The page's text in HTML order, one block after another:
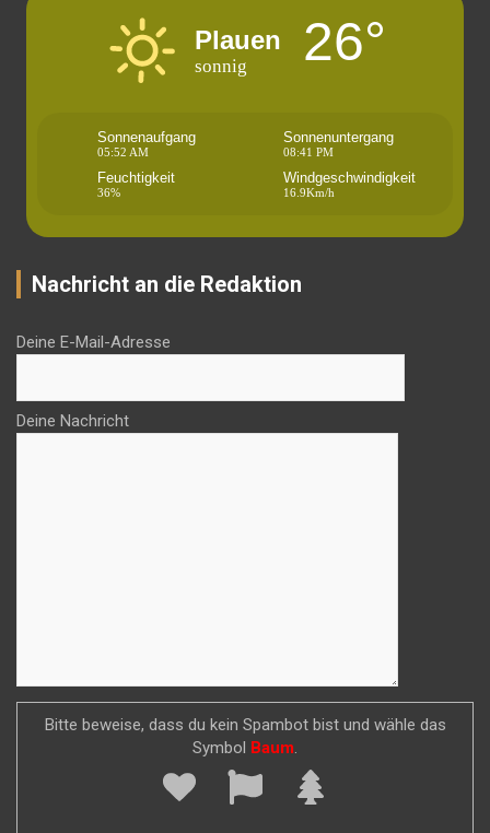
Plauen
sonnig 26°
Sonnenaufgang
05:52 AM
Sonnenuntergang
08:41 PM
Feuchtigkeit
36%
Windgeschwindigkeit
16.9Km/h
Nachricht an die Redaktion
Deine E-Mail-Adresse
Deine Nachricht
Bitte beweise, dass du kein Spambot bist und wähle das
Symbol
Baum.